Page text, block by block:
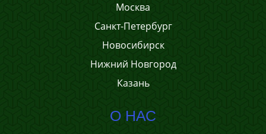
Москва
Санкт-Петербург
Новосибирск
Нижний Новгород
Казань
О НАС